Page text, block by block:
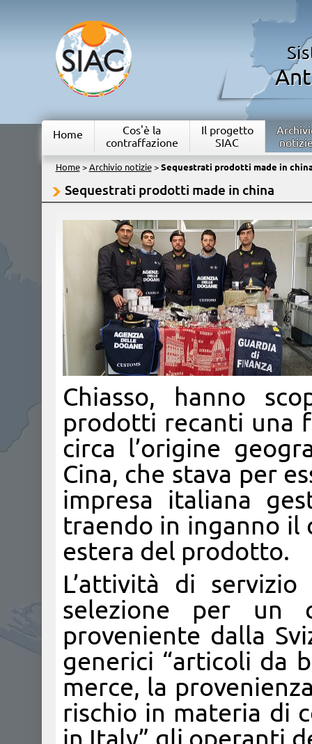
Home
Cos'è la
contraffazione
Il progetto
SIAC
Home> Archivio notizie> Sequestrati prodotti made in
Sequestrati prodotti made in china
Chiasso, hanno
prodotti recanti una
circa l’origine
Cina, che stava per
impresa italiana
traendo in inganno il
estera del prodotto.
L’attività di
selezione per un
proveniente dalla
generici “articoli da
merce, la
rischio in materia di
in Italy” gli operanti